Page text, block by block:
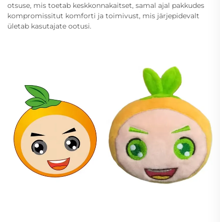
otsuse, mis toetab keskkonnakaitset, samal ajal pakkudes
kompromissitut komforti ja toimivust, mis järjepidevalt
ületab kasutajate ootusi.